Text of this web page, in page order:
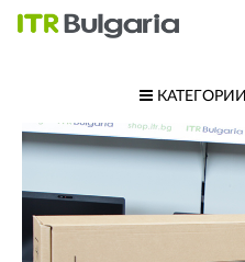
КАТЕГОРИИ